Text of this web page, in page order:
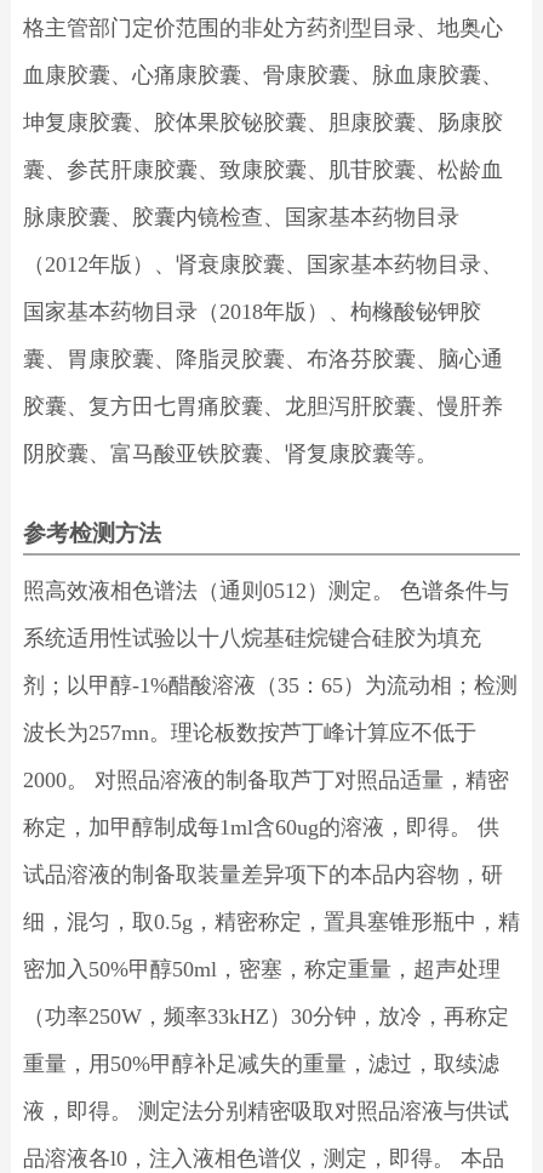
格主管部门定价范围的非处方药剂型目录、地奥心
血康胶囊、心痛康胶囊、骨康胶囊、脉血康胶囊、
坤复康胶囊、胶体果胶铋胶囊、胆康胶囊、肠康胶
囊、参芪肝康胶囊、致康胶囊、肌苷胶囊、松龄血
脉康胶囊、胶囊内镜检查、国家基本药物目录
（2012年版）、肾衰康胶囊、国家基本药物目录、
国家基本药物目录（2018年版）、枸橼酸铋钾胶
囊、胃康胶囊、降脂灵胶囊、布洛芬胶囊、脑心通
胶囊、复方田七胃痛胶囊、龙胆泻肝胶囊、慢肝养
阴胶囊、富马酸亚铁胶囊、肾复康胶囊等。
参考检测方法
照高效液相色谱法（通则0512）测定。 色谱条件与
系统适用性试验以十八烷基硅烷键合硅胶为填充
剂；以甲醇-1%醋酸溶液（35：65）为流动相；检测
波长为257mn。理论板数按芦丁峰计算应不低于
2000。 对照品溶液的制备取芦丁对照品适量，精密
称定，加甲醇制成每1ml含60ug的溶液，即得。 供
试品溶液的制备取装量差异项下的本品内容物，研
细，混匀，取0.5g，精密称定，置具塞锥形瓶中，精
密加入50%甲醇50ml，密塞，称定重量，超声处理
（功率250W，频率33kHZ）30分钟，放冷，再称定
重量，用50%甲醇补足减失的重量，滤过，取续滤
液，即得。 测定法分别精密吸取对照品溶液与供试
品溶液各l0，注入液相色谱仪，测定，即得。 本品